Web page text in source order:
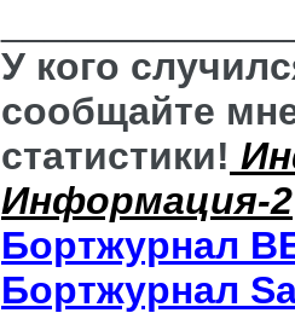
У кого
сообщайте
статистики!
Информация-2
Бортжурнал
Бортжурнал